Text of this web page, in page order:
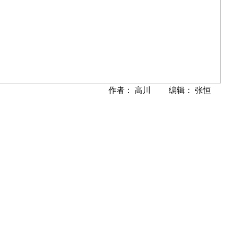
作者： 高川 编辑： 张恒